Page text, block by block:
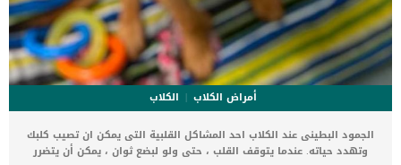
أمراض الكلاب
الكلاب
الجمود البطينى عند الكلاب احد المشاكل القلبية التى يمكن ان تصيب كلبك
وتهدد حياته. عندما يتوقف القلب ، حتى ولو لبضع ثوان ، يمكن أن يتضرر